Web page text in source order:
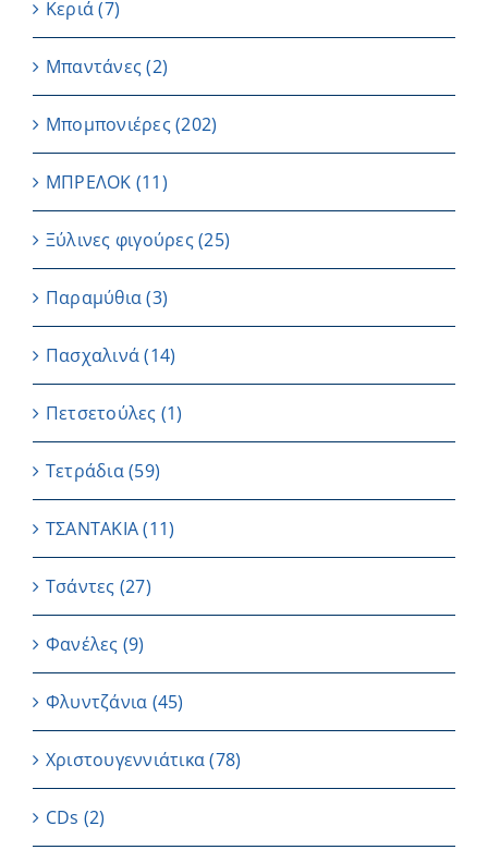
Κεριά (7)
Μπαντάνες (2)
Μπομπονιέρες(202)
ΜΠΡΕΛΟΚ (11)
Ξύλινες φιγούρες(25)
Παραμύθια (3)
Πασχαλινά (14)
Πετσετούλες (1)
Τετράδια(59)
ΤΣΑΝΤΑΚΙΑ (11)
Τσάντες (27)
Φανέλες (9)
Φλυντζάνια (45)
Χριστουγεννιάτικα(78)
CDs (2)